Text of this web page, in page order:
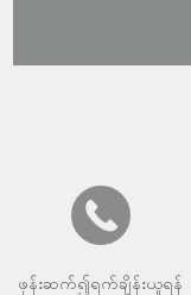
ဖုန်းဆက်၍ရက်ချိန်းယူရန်